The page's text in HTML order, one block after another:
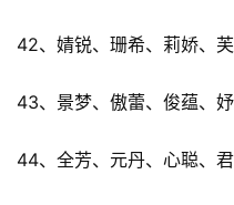
42、婧锐、珊希、莉娇、
43、景梦、傲蕾、俊蕴、
44、全芳、元丹、心聪、